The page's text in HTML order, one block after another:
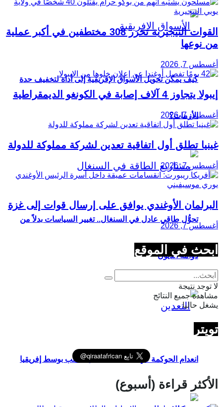
كيف يمكن تحويل الأسواق الإفريقية إلى أداة لتخفيف حدة
الأزمات؟
تحوُّل طاقي عادل في السنغال.. تغيير السياسات بدلاً من
دوّامة الديون
انعدام الحوكمة في أنشطة استغلال الذهب بوسط إفريقيا
القوات النيجيرية تحرر 308 مختطفين في أكبر عملية
من نوعها
أغسطس 7, 2026
إيبولا يتجاوز 4 آلاف إصابة في الكونغو الديمقراطية
أغسطس 7, 2026
غينيا تطلق أول اتفاقية تعدين لشركة مملوكة للدولة
أغسطس 7, 2026
البرلمان الأوغندي يوافق على إرسال قوات إلى غزة
أغسطس 7, 2026
ابحث في الموقع
لا توجد نتيجة
مشاهدة جميع النتائج
يشغل حاليا
تويتر
الأكثر قراءة (أسبوع)